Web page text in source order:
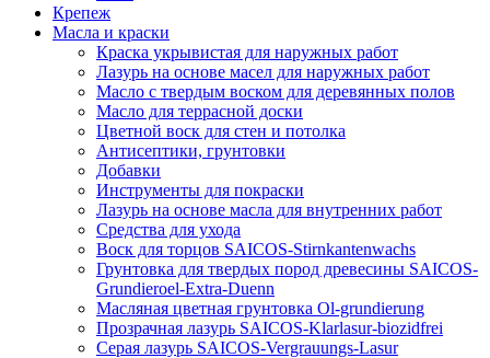
Крепеж
Масла и краски
Краска укрывистая для наружных работ
Лазурь на основе масел для наружных работ
Масло с твердым воском для деревянных полов
Масло для террасной доски
Цветной воск для стен и потолка
Антисептики, грунтовки
Добавки
Инструменты для покраски
Лазурь на основе масла для внутренних работ
Средства для ухода
Воск для торцов SAICOS-Stirnkantenwachs
Грунтовка для твердых пород древесины SAICOS-
Grundieroel-Extra-Duenn
Масляная цветная грунтовка Ol-grundierung
Прозрачная лазурь SAICOS-Klarlasur-biozidfrei
Серая лазурь SAICOS-Vergrauungs-Lasur